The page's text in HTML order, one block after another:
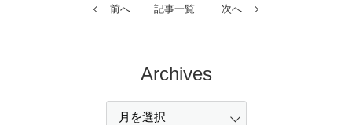
前へ 記事一覧 次へ
Archives